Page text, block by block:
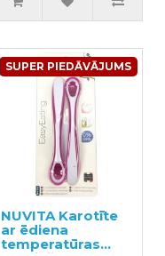
SUPER PIEDĀVĀJUMS
NUVITA Karotīte
ar ēdiena
temperatūras